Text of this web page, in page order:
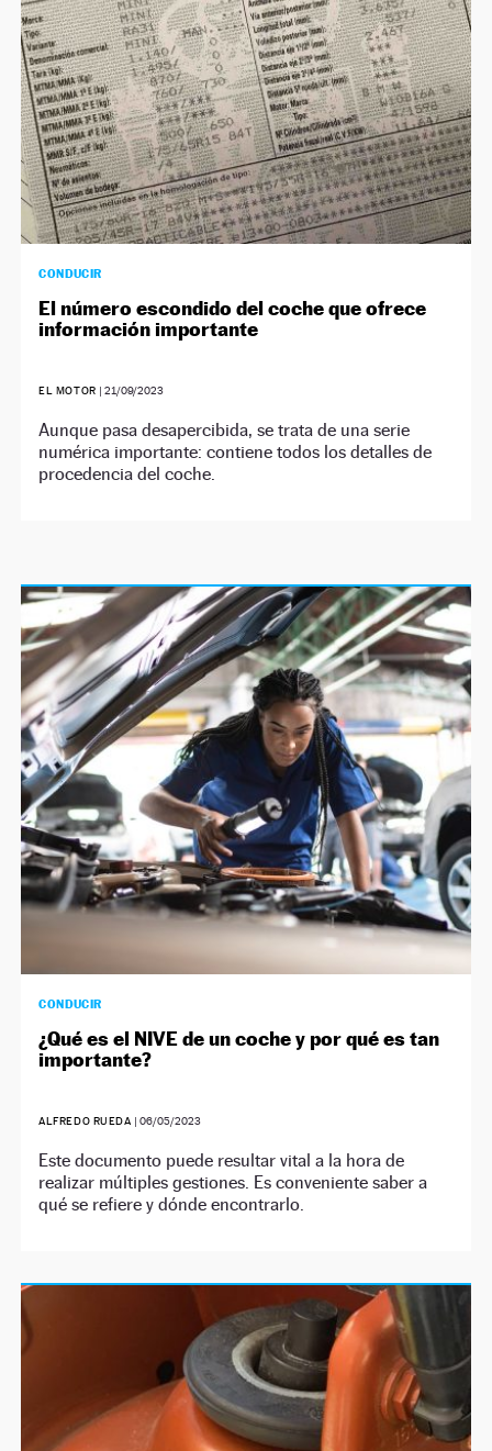
CONDUCIR
El número escondido del coche que ofrece
información importante
EL MOTOR | 21/09/2023
Aunque pasa desapercibida, se trata de una serie
numérica importante: contiene todos los detalles de
procedencia del coche.
CONDUCIR
¿Qué es el NIVE de un coche y por qué es tan
importante?
ALFREDO RUEDA | 06/05/2023
Este documento puede resultar vital a la hora de
realizar múltiples gestiones. Es conveniente saber a
qué se refiere y dónde encontrarlo.